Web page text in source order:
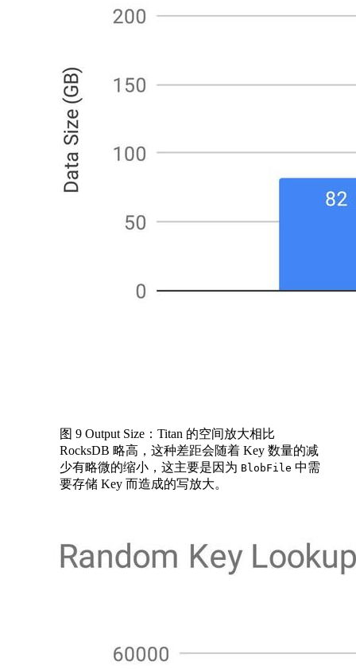
图 9 Output Size：Titan 的空间放大相比
RocksDB 略高，这种差距会随着 Key 数量的减
少有略微的缩小，这主要是因为 BlobFile 中需
要存储 Key 而造成的写放大。